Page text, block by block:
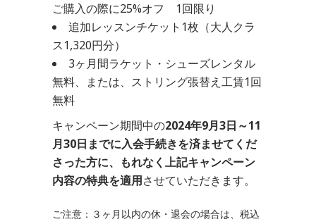
ご購入の際に25%オフ 1回限り
追加レッスンチケット1枚（大人クラ
ス1,320円分）
3ヶ月間ラケット・シューズレンタル
無料、または、ストリング張替え工賃1回
無料
キャンペーン期間中の2024年9月3日～11
月30日までに入会手続きを済ませてくだ
さった方に、もれなく上記キャンペーン
内容の特典を適用させていただきます。
ご注意：３ヶ月以内の休・退会の場合は、税込